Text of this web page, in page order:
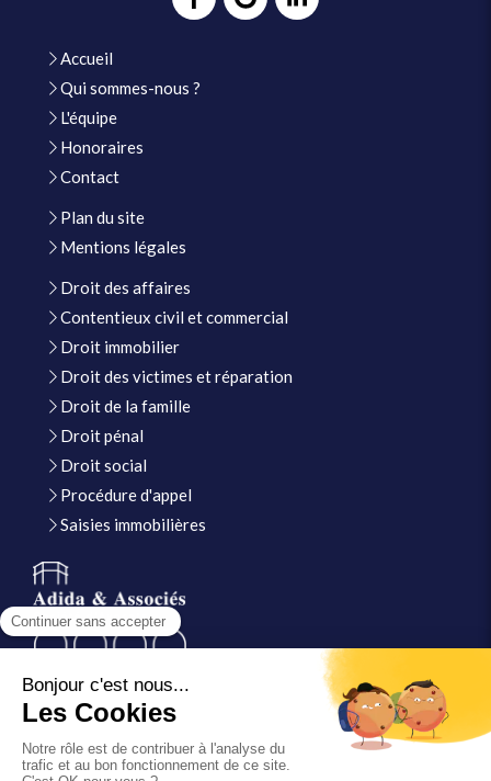
Accueil
Qui sommes-nous ?
L'équipe
Honoraires
Contact
Plan du site
Mentions légales
Droit des affaires
Contentieux civil et commercial
Droit immobilier
Droit des victimes et réparation
Droit de la famille
Droit pénal
Droit social
Procédure d'appel
Saisies immobilières
DuLundiauVendredi et de 14hà18h
Contacter ADIDA & ASSOCIÉS